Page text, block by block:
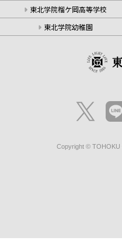
東北学院榴ケ岡高等学校
東北学院幼稚園
Copyright © TOHOKU